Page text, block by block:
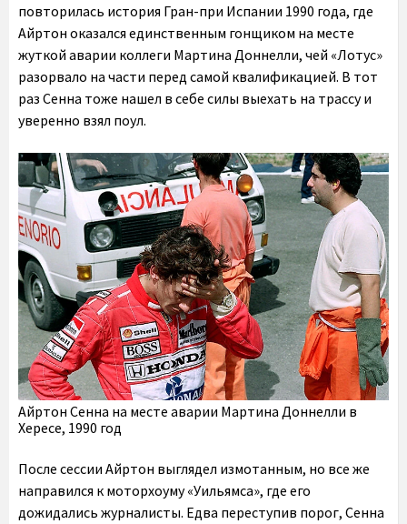
повторилась история Гран-при Испании 1990 года, где
Айртон оказался единственным гонщиком на месте
жуткой аварии коллеги Мартина Доннелли, чей «Лотус»
разорвало на части перед самой квалификацией. В тот
раз Сенна тоже нашел в себе силы выехать на трассу и
уверенно взял поул.
Айртон Сенна на месте аварии Мартина Доннелли в
Хересе, 1990 год
После сессии Айртон выглядел измотанным, но все же
направился к моторхоуму «Уильямса», где его
дожидались журналисты. Едва переступив порог, Сенна